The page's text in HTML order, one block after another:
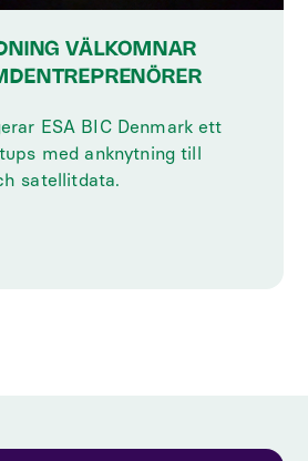
VÄLKOMNAR
ESA BIC Denmark ett
med anknytning till
satellitdata.